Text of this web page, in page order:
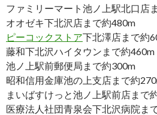
ファミリーマート池ノ上駅北口店
オオゼキ下北沢店まで約480m
ピーコックストア下北澤店まで約
藤和下北沢ハイタウンまで約460m
池ノ上駅前郵便局まで約300m
昭和信用金庫池の上支店まで約
まいばすけっと池ノ上駅前店まで
医療法人社団青泉会下北沢病院ま